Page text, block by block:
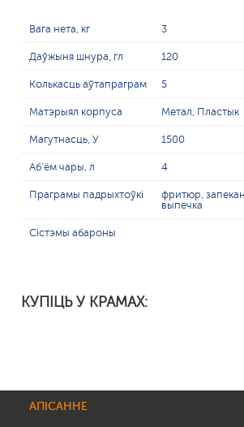
Вага нета, кг 3
Даўжыня шнура, гл 120
Колькасць аўтапраграм 5
Матэрыял корпуса Метал, Пластык
Магутнасць, У 1500
Аб'ём чары, л 4
Праграмы падрыхтоўкі
фритюр,
выпечка
Сістэмы абароны
КУПІЦЬ У КРАМАХ:
АПІСАННЕ